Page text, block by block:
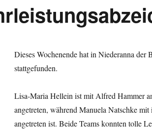
Dieses Wochenende hat in Niederanna der
stattgefunden.
Lisa-Maria Hellein ist mit Alfred Hammer
angetreten, während Manuela Natschke
angetreten ist. Beide Teams konnten tolle